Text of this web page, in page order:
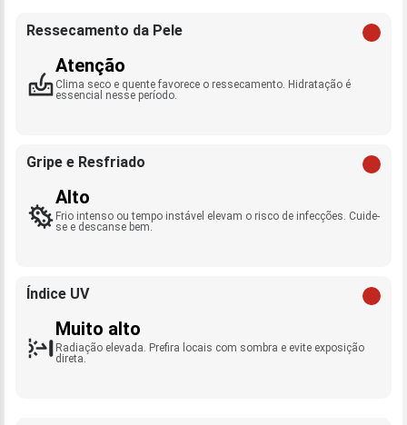
Ressecamento da Pele
Atenção
Clima seco e quente favorece o ressecamento. Hidratação é
essencial nesse período.
Gripe e Resfriado
Alto
Frio intenso ou tempo instável elevam o risco de infecções. Cuide-
se e descanse bem.
Índice UV
Muito alto
Radiação elevada. Prefira locais com sombra e evite exposição
direta.